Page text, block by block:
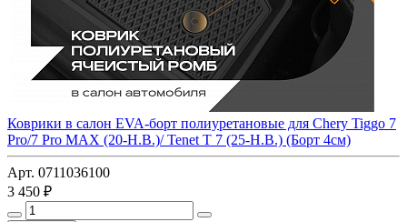
Коврики в салон EVA-борт полиуретановые для Chery Tiggo 7
Pro/7 Pro MAX (20-Н.В.)/ Tenet T 7 (25-Н.В.) (Борт 4см)
Арт. 0711036100
3 450 ₽